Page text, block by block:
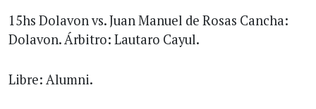
15hs Dolavon vs. Juan Manuel de Rosas Cancha:
Dolavon. Árbitro: Lautaro Cayul.
Libre: Alumni.